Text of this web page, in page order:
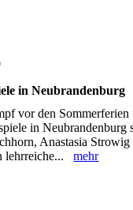
in Neubrandenburg
vor den Sommerferien
in Neubrandenburg
Anastasia
lehrreiche...mehr